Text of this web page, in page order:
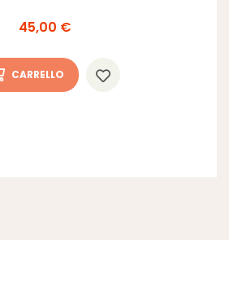
Prezzo
45,00 €
CARRELLO